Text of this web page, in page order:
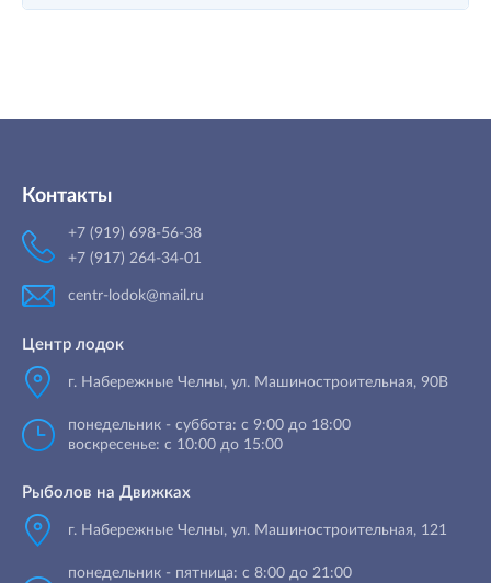
Контакты
+7 (919) 698-56-38
+7 (917) 264-34-01
centr-lodok@mail.ru
Центр лодок
г. Набережные Челны, ул. Машиностроительная, 90B
понедельник - суббота: с 9:00 до 18:00
воскресенье: с 10:00 до 15:00
Рыболов на Движках
г. Набережные Челны, ул. Машиностроительная, 121
понедельник - пятница: с 8:00 до 21:00